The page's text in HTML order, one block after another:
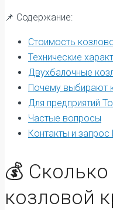
📌 Содержание:
Стоимость
Технические
Двухбалочные
Почему выбирают
Для предприятий
Частые вопросы
Контакты и запрос
💰 Сколько
козловой